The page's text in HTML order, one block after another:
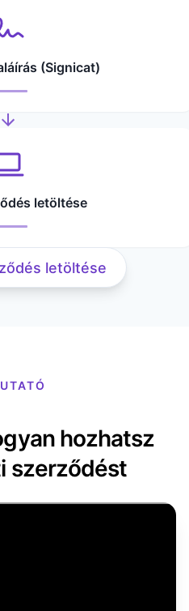
(Signicat)
letöltése
letöltése
hozhatsz
szerződést